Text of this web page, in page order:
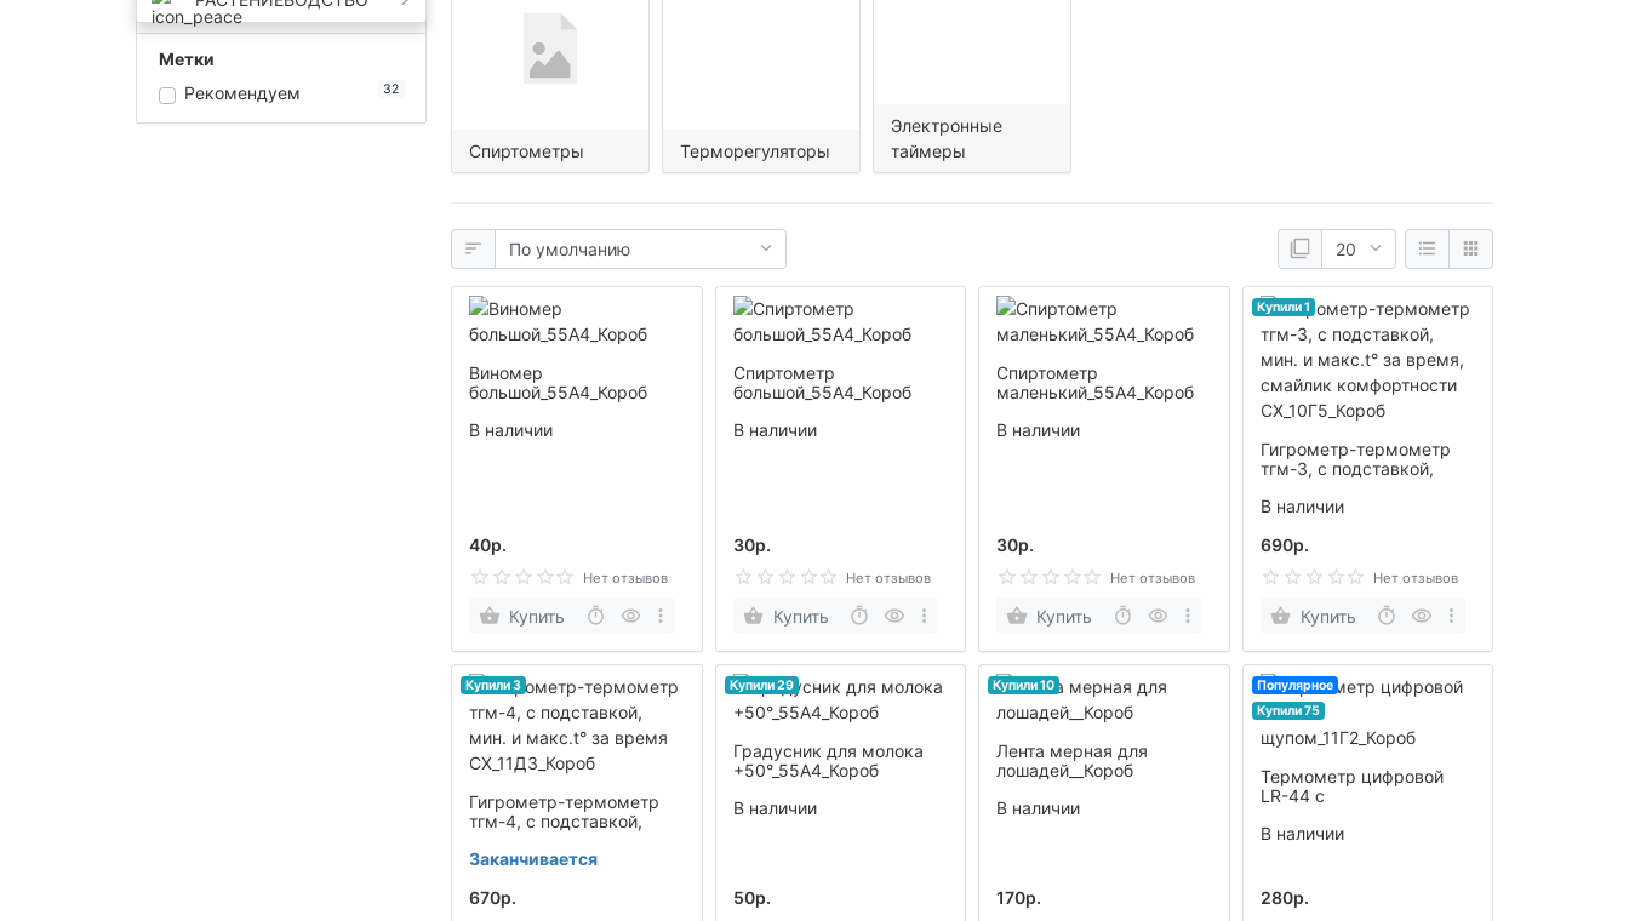
Метки
Рекомендуем
32
Спиртометры Терморегуляторы
Электронные
таймеры
Виномер
большой_55А4_Короб
В наличии
40р.
Нет отзывов
Купить
Спиртометр
большой_55А4_Короб
В наличии
30р.
Нет отзывов
Купить
Спиртометр
маленький_55А4_Короб
В наличии
30р.
Нет отзывов
Купить
Купили 1
Гигрометр-термометр
тгм-3, с подставкой,
смайлик комфортности
В наличии
690р.
Нет отзывов
Купить
Купили 3
Гигрометр-термометр
тгм-4, с подставкой,
СХ_11Д3_Короб
Заканчивается
670р.
Купили 29
Градусник для молока
+50°_55А4_Короб
В наличии
50р.
Купили 10
Лента мерная для
лошадей__Короб
В наличии
170р.
Популярное
Купили 75
Термометр цифровой
LR-44 с
В наличии
280р.